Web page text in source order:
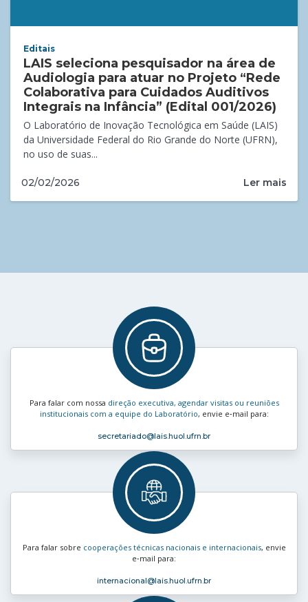
Editais
LAIS seleciona pesquisador na área de
Audiologia para atuar no Projeto “Rede
Colaborativa para Cuidados Auditivos
Integrais na Infância” (Edital 001/2026)
O Laboratório de Inovação Tecnológica em Saúde (LAIS)
da Universidade Federal do Rio Grande do Norte (UFRN),
no uso de suas...
02/02/2026 Ler mais
Para falar com nossa direção executiva, agendar visitas ou reuniões
institucionais com a equipe do Laboratório, envie e‑mail para:
secretariado@lais.huol.ufrn.br
Para falar sobre cooperações técnicas nacionais e internacionais, envie
e‑mail para:
internacional@lais.huol.ufrn.br